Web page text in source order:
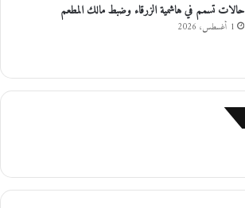
حالات تسمم في هاشمية الزرقاء وضبط مالك المطعم
1 أغسطس، 2026